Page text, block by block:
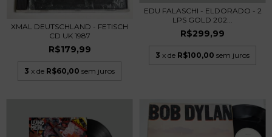
XMAL DEUTSCHLAND - FETISCH
CD UK 1987
R$179,99
3 x de R$60,00 sem juros
EDU FALASCHI - ELDORADO - 2
LPS GOLD 202...
R$299,99
3 x de R$100,00 sem juros